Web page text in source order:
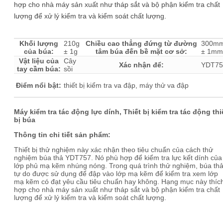
hợp cho nhà máy sản xuất như tháp sắt và bộ phận kiểm tra chất
lượng để xử lý kiểm tra và kiểm soát chất lượng.
Khối lượng
của búa:
210g
± 1g
Chiều cao thẳng đứng từ đường
tâm búa đến bề mặt cơ sở:
± 1mm
Vật liệu của
tay cầm búa:
Cây
sồi
Xác nhận để:
Điểm nổi bật: thiết bị kiểm tra va đập, máy thử va đập
Máy kiểm tra tác động lực dính, Thiết bị kiểm tra tác động
bị búa
Thông tin chi tiết sản phẩm:
Thiết bị thử nghiệm này xác nhận theo tiêu chuẩn của cách thử
nghiệm búa thả YDT757. Nó phù hợp để kiểm tra lực kết dính của
lớp phủ mạ kẽm nhúng nóng. Trong quá trình thử nghiệm, búa thả
tự do được sử dụng để đập vào lớp mạ kẽm để kiểm tra xem lớp
mạ kẽm có đạt yêu cầu tiêu chuẩn hay không. Hạng mục này
hợp cho nhà máy sản xuất như tháp sắt và bộ phận kiểm tra chất
lượng để xử lý kiểm tra và kiểm soát chất lượng.